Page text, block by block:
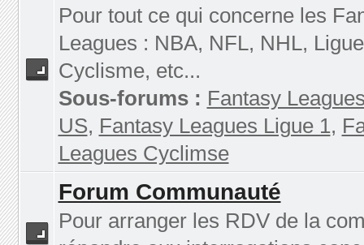
Pour tout ce qui concerne les
Leagues : NBA, NFL, NHL,
Cyclisme, etc...
Sous-forums : Fantasy
US, Fantasy Leagues Ligue 1,
Leagues Cyclimse
Forum Communauté
Pour arranger les RDV de la